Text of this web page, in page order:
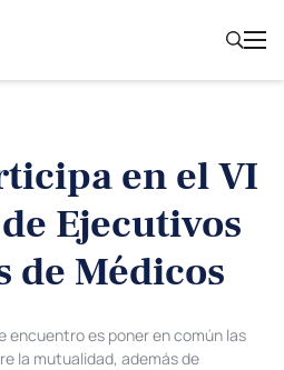
en el VI
Ejecutivos
de Médicos
encuentro es poner en común las
la mutualidad, además de